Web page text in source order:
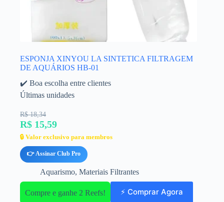
ESPONJA XINYOU LA SINTETICA FILTRAGEM
DE AQUÁRIOS HB-01
✔️ Boa escolha entre clientes
Últimas unidades
R$ 18,34
R$ 15,59
🔒 Valor exclusivo para membros
👉 Assinar Club Pro
Aquarismo, Materiais Filtrantes
Compre e ganhe 2 Reefs! ⚡ Comprar Agora